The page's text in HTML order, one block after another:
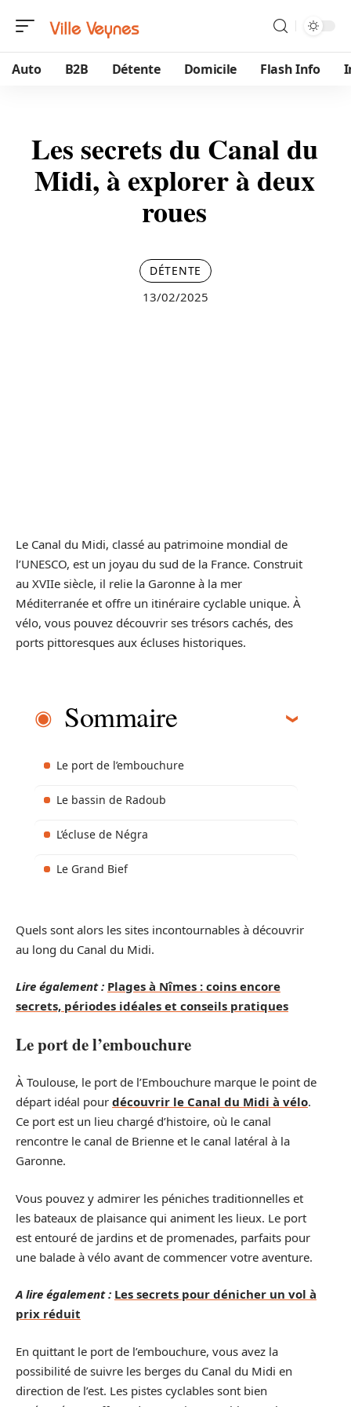
Auto B2B Détente Domicile Flash Info
Les secrets du Canal du
Midi, à explorer à deux
roues
DÉTENTE
13/02/2025
Le Canal du Midi, classé au patrimoine mondial de
l’UNESCO, est un joyau du sud de la France. Construit
au XVIIe siècle, il relie la Garonne à la mer
Méditerranée et offre un itinéraire cyclable unique. À
vélo, vous pouvez découvrir ses trésors cachés, des
ports pittoresques aux écluses historiques.
Sommaire
Le port de l’embouchure
Le bassin de Radoub
L’écluse de Négra
Le Grand Bief
Quels sont alors les sites incontournables à découvrir
au long du Canal du Midi.
Lire également : Plages à Nîmes : coins encore
secrets, périodes idéales et conseils pratiques
Le port de l’embouchure
À Toulouse, le port de l’Embouchure marque le point de
départ idéal pour découvrir le Canal du Midi à vélo.
Ce port est un lieu chargé d’histoire, où le canal
rencontre le canal de Brienne et le canal latéral à la
Garonne.
Vous pouvez y admirer les péniches traditionnelles et
les bateaux de plaisance qui animent les lieux. Le port
est entouré de jardins et de promenades, parfaits pour
une balade à vélo avant de commencer votre aventure.
A lire également : Les secrets pour dénicher un vol à
prix réduit
En quittant le port de l’embouchure, vous avez la
possibilité de suivre les berges du Canal du Midi en
direction de l’est. Les pistes cyclables sont bien